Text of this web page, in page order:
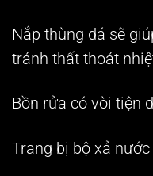
Nắp thùng đá sẽ
tránh thất thoát
Bồn rửa có vòi tiện
Trang bị bộ xả